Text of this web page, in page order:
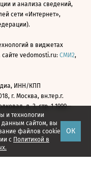
и технологии
данным сайтом, вы
файлов cookie
с Политикой в
ОК
и анализа сведений,
сети «Интернет»,
в виджетах
vedomosti.ru: СМИ2,
ИНН/КПП
г. Москва, вн.тер.г.
д. 3, стр. 1 1999—